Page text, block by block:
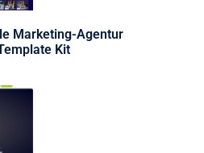
Marketing-Agentur
Kit